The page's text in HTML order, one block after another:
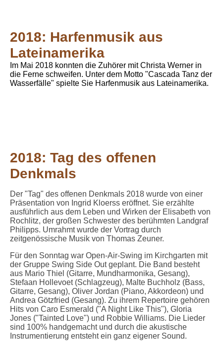
2018: Harfenmusik aus
Lateinamerika
Im Mai 2018 konnten die Zuhörer mit Christa Werner in
die Ferne schweifen. Unter dem Motto "Cascada Tanz der
Wasserfälle" spielte Sie Harfenmusik aus Lateinamerika.
2018: Tag des offenen
Denkmals
Der "Tag" des offenen Denkmals 2018 wurde von einer
Präsentation von Ingrid Kloerss eröffnet. Sie erzählte
ausführlich aus dem Leben und Wirken der Elisabeth von
Rochlitz, der großen Schwester des berühmten Landgraf
Philipps. Umrahmt wurde der Vortrag durch
zeitgenössische Musik von Thomas Zeuner.
Für den Sonntag war Open-Air-Swing im Kirchgarten mit
der Gruppe Swing Side Out geplant. Die Band besteht
aus Mario Thiel (Gitarre, Mundharmonika, Gesang),
Stefaan Hollevoet (Schlagzeug), Malte Buchholz (Bass,
Gitarre, Gesang), Oliver Jordan (Piano, Akkordeon) und
Andrea Götzfried (Gesang). Zu ihrem Repertoire gehören
Hits von Caro Esmerald ("A Night Like This"), Gloria
Jones ("Tainted Love") und Robbie Williams. Die Lieder
sind 100% handgemacht und durch die akustische
Instrumentierung entsteht ein ganz eigener Sound.